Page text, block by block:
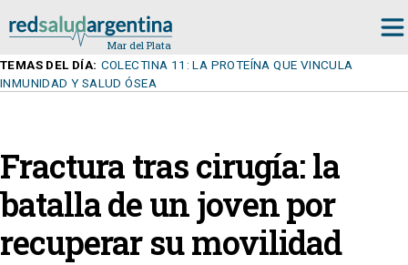
TEMAS DEL DÍA: COLECTINA 11: LA PROTEÍNA QUE VINCULA
INMUNIDAD Y SALUD ÓSEA
Fractura tras cirugía: la
batalla de un joven por
recuperar su movilidad